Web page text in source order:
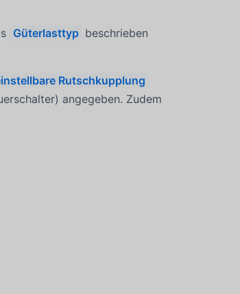
Güterlasttyp beschrieben
Rutschkupplung
angegeben. Zudem